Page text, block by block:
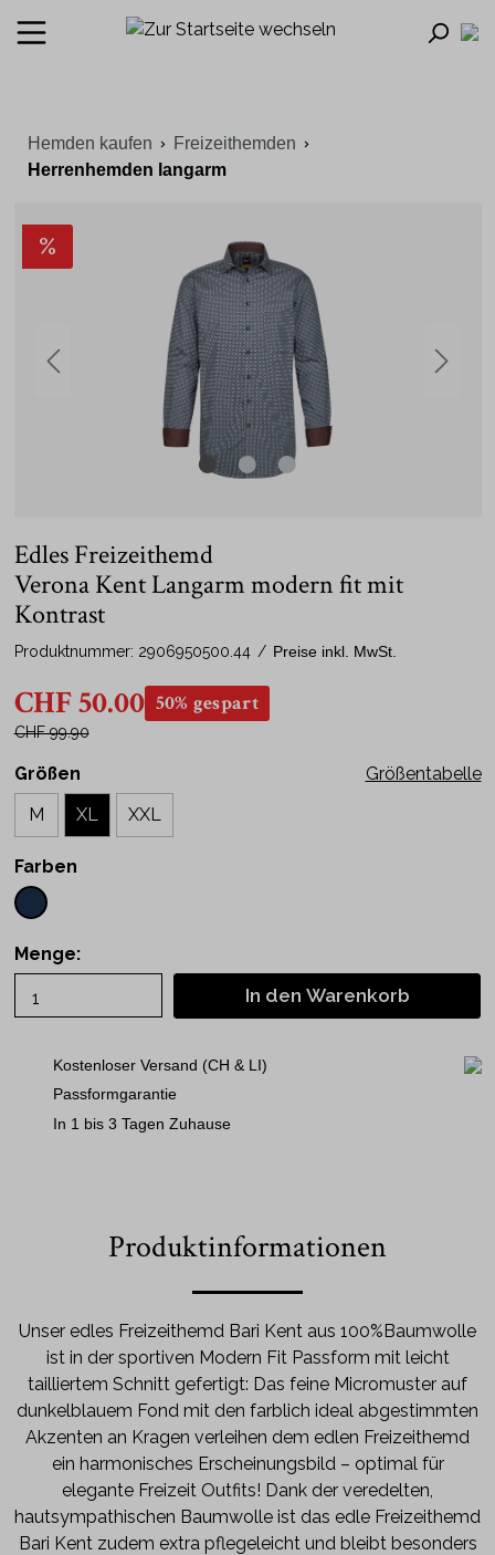
Hemden kaufen
Freizeithemden
Herrenhemden langarm
%
Edles Freizeithemd
Verona Kent Langarm modern fit mit
Kontrast
Produktnummer: 2906950500.44 / Preise inkl. MwSt.
CHF 50.00 50% gespart
CHF 99.90
Größentabelle
Größen
M
XL XXL
Farben
Menge:
In den Warenkorb
Kostenloser Versand (CH & LI)
Passformgarantie
In 1 bis 3 Tagen Zuhause
Produktinformationen
Unser edles Freizeithemd Bari Kent aus 100%Baumwolle
ist in der sportiven Modern Fit Passform mit leicht
tailliertem Schnitt gefertigt: Das feine Micromuster auf
dunkelblauem Fond mit den farblich ideal abgestimmten
Akzenten an Kragen verleihen dem edlen Freizeithemd
ein harmonisches Erscheinungsbild – optimal für
elegante Freizeit Outfits! Dank der veredelten,
hautsympathischen Baumwolle ist das edle Freizeithemd
Bari Kent zudem extra pflegeleicht und bleibt besonders